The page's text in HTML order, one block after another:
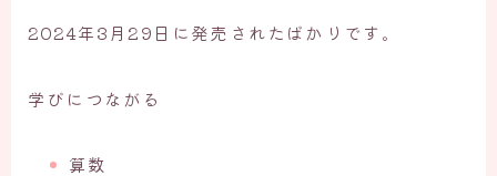
2024年3月29日に発売されたばかりです。
学びにつながる
算数